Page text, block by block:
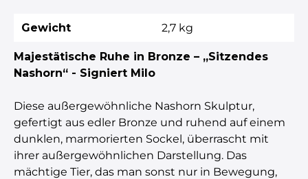
Gewicht 2,7 kg
Majestätische Ruhe in Bronze – „Sitzendes
Nashorn“ - Signiert Milo
Diese außergewöhnliche Nashorn Skulptur,
gefertigt aus edler Bronze und ruhend auf einem
dunklen, marmorierten Sockel, überrascht mit
ihrer außergewöhnlichen Darstellung. Das
mächtige Tier, das man sonst nur in Bewegung,